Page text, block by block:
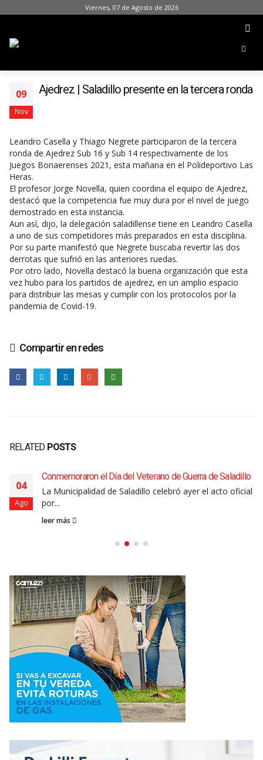
Viernes, 07 de Agosto de 2026
09
Nov
Ajedrez | Saladillo presente en la tercera ronda
Leandro Casella y Thiago Negrete participaron de la tercera
ronda de Ajedrez Sub 16 y Sub 14 respectivamente de los
Juegos Bonaerenses 2021, esta mañana en el Polideportivo Las
Heras.
El profesor Jorge Novella, quien coordina el equipo de Ajedrez,
destacó que la competencia fue muy dura por el nivel de juego
demostrado en esta instancia.
Aun así, dijo, la delegación saladillense tiene en Leandro Casella
a uno de sus competidores más preparados en esta disciplina.
Por su parte manifestó que Negrete buscaba revertir las dos
derrotas que sufrió en las anteriores ruedas.
Por otro lado, Novella destacó la buena organización que esta
vez hubo para los partidos de ajedrez, en un amplio espacio
para distribuir las mesas y cumplir con los protocolos por la
pandemia de Covid-19.
Compartir en redes
RELATED POSTS
04
Ago
Conmemoraron el Día del Veterano de Guerra de Saladillo
La Municipalidad de Saladillo celebró ayer el acto oficial
por...
leer más